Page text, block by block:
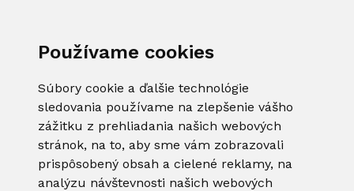
Používame cookies
Súbory cookie a ďalšie technológie
sledovania používame na zlepšenie vášho
zážitku z prehliadania našich webových
stránok, na to, aby sme vám zobrazovali
prispôsobený obsah a cielené reklamy, na
analýzu návštevnosti našich webových